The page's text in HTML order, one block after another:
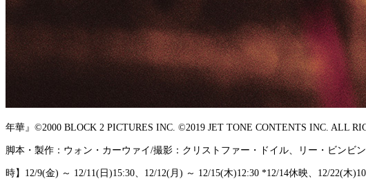
年華』©2000 BLOCK 2 PICTURES INC. ©2019 JET TONE CONTENTS INC. ALL
脚本・製作：ウォン・カーウァイ/撮影：クリストファー・ドイル、リー・ビン
時】12/9(金) ～ 12/11(日)15:30、12/12(月) ～ 12/15(木)12:30 *12/14休映、12/22(木